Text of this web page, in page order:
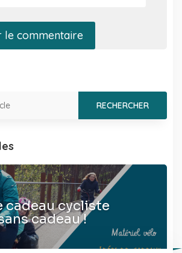
le commentaire
cadeau cycliste
cadeau !